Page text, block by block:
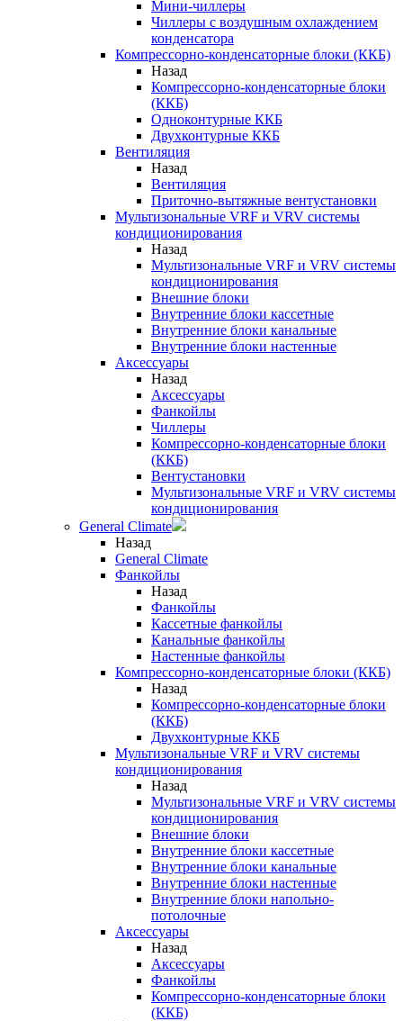
Мини-чиллеры
Чиллеры с воздушным охлаждением
конденсатора
Компрессорно-конденсаторные блоки (ККБ)
Назад
Компрессорно-конденсаторные блоки
(ККБ)
Одноконтурные ККБ
Двухконтурные ККБ
Вентиляция
Назад
Вентиляция
Приточно-вытяжные вентустановки
Мультизональные VRF и VRV системы
кондиционирования
Назад
Мультизональные VRF и VRV системы
кондиционирования
Внешние блоки
Внутренние блоки кассетные
Внутренние блоки канальные
Внутренние блоки настенные
Аксессуары
Назад
Аксессуары
Фанкойлы
Чиллеры
Компрессорно-конденсаторные блоки
(ККБ)
Вентустановки
Мультизональные VRF и VRV системы
кондиционирования
General Climate
Назад
General Climate
Фанкойлы
Назад
Фанкойлы
Кассетные фанкойлы
Канальные фанкойлы
Настенные фанкойлы
Компрессорно-конденсаторные блоки (ККБ)
Назад
Компрессорно-конденсаторные блоки
(ККБ)
Двухконтурные ККБ
Мультизональные VRF и VRV системы
кондиционирования
Назад
Мультизональные VRF и VRV системы
кондиционирования
Внешние блоки
Внутренние блоки кассетные
Внутренние блоки канальные
Внутренние блоки настенные
Внутренние блоки напольно-
потолочные
Аксессуары
Назад
Аксессуары
Фанкойлы
Компрессорно-конденсаторные блоки
(ККБ)